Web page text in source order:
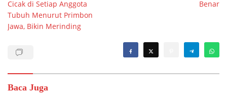
Cicak di Setiap Anggota
Tubuh Menurut Primbon
Jawa, Bikin Merinding
Benar
Baca Juga